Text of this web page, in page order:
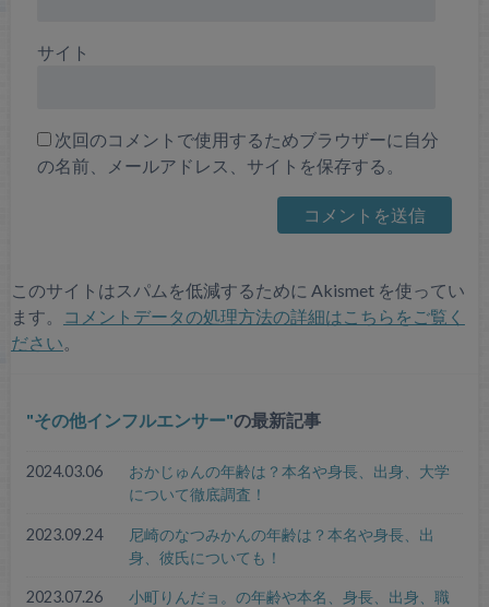
サイト
次回のコメントで使用するためブラウザーに自分
の名前、メールアドレス、サイトを保存する。
このサイトはスパムを低減するために Akismet を使ってい
ます。
コメントデータの処理方法の詳細はこちらをご覧く
ださい
その他インフルエンサー の最新記事
2024.03.06
おかじゅんの年齢は？本名や身長、出身、大学
について徹底調査！
2023.09.24
尼崎のなつみかんの年齢は？本名や身長、出
身、彼氏についても！
2023.07.26
小町りんだョ。の年齢や本名、身長、出身、職